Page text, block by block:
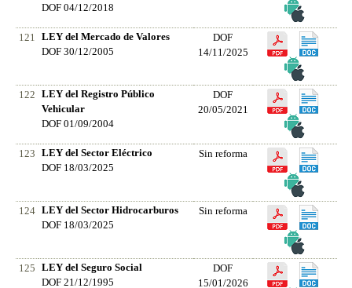
DOF 04/12/2018
121
LEY del Mercado de Valores
DOF 30/12/2005
DOF
14/11/2025
122
LEY del Registro Público
Vehicular
DOF 01/09/2004
DOF
20/05/2021
123
LEY del Sector Eléctrico
DOF 18/03/2025
Sin reforma
124 LEY del Sector Hidrocarburos
DOF 18/03/2025
Sin reforma
125
LEY del Seguro Social
DOF 21/12/1995
DOF
15/01/2026